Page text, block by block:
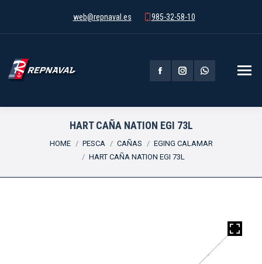
web@repnaval.es 985-32-58-10
Facebook
opens
in
Instagram
opens
in
Whatsapp
in
HART CAÑA NATION EGI 73L
You are here:
HOME PESCA CAÑAS
EGING CALAMAR
HART CAÑA NATION EGI 73L